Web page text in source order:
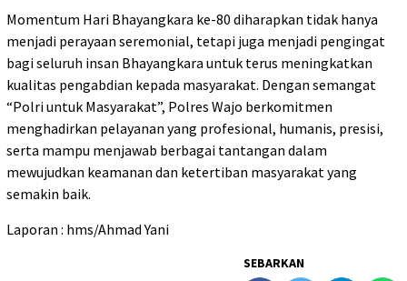
Momentum Hari Bhayangkara ke-80 diharapkan tidak hanya
menjadi perayaan seremonial, tetapi juga menjadi pengingat
bagi seluruh insan Bhayangkara untuk terus meningkatkan
kualitas pengabdian kepada masyarakat. Dengan semangat
“Polri untuk Masyarakat”, Polres Wajo berkomitmen
menghadirkan pelayanan yang profesional, humanis, presisi,
serta mampu menjawab berbagai tantangan dalam
mewujudkan keamanan dan ketertiban masyarakat yang
semakin baik.
Laporan : hms/Ahmad Yani
SEBARKAN